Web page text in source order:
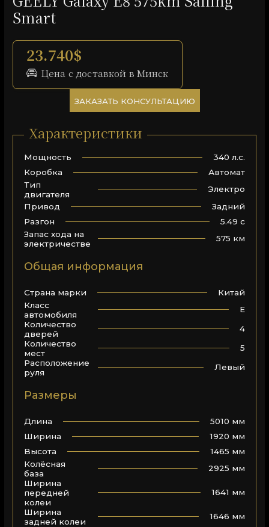
Smart
23.740$
Цена с доставкой в Минск
ЗАКАЗАТЬ КОНСУЛЬТАЦИЮ
Характеристики
Мощность
340 л.с.
Коробка
Автомат
Тип
двигателя
Электро
Привод
Задний
Разгон
5.49 с
Запас хода на
электричестве
575 км
Общая информация
Страна марки
Китай
Класс
автомобиля
E
Количество
дверей
4
Количество
мест
5
Расположение
руля
Левый
Размеры
Длина
5010 мм
Ширина
1920 мм
Высота
1465 мм
Колёсная
база
2925 мм
Ширина
передней
колеи
1641 мм
Ширина
задней колеи
1646 мм